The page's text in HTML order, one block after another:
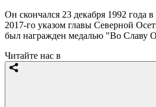
Он скончался 23 декабря 1992 года
2017-го указом главы Северной
был награжден медалью "Во Славу
Читайте нас в